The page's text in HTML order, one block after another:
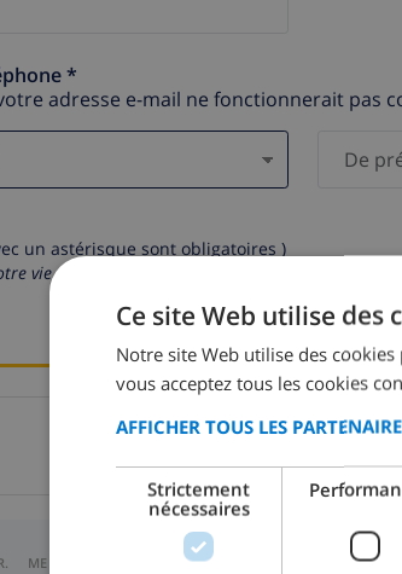
*
adresse e-mail ne fonctionnerait pas
un astérisque sont obligatoires )
vie privée.
MER. SAM. LUN.
Ce site Web utilise des
Notre site Web utilise des
vous acceptez tous les cookies
AFFICHER TOUS LES
Strictement
nécessaires